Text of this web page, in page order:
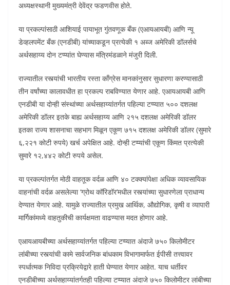
अध्यक्षस्थानी मुख्यमंत्री देवेंद्र फडणवीस होते.
या प्रकल्पांसाठी आशियाई पायाभूत गुंतवणूक बँक (एआयआयबी) आणि न्यू
डेव्हलपमेंट बँक (एनडीबी) यांच्याकडून प्रत्येकी १ अब्ज अमेरिकी डॉलर्सचे
अर्थसहाय्य दोन टप्प्यांत घेण्यास मंत्रिमंडळाने मंजुरी दिली.
राज्यातील रस्त्यांची भारतीय रस्ता काँग्रेस मानकांनुसार सुधारणा करण्यासाठी
तीन वर्षांच्या कालावधीत हा प्रकल्प राबविण्यात येणार आहे. एआयआयबी आणि
एनडीबी या दोन्ही संस्थांच्या अर्थसहाय्यांतर्गत पहिल्या टप्प्यात ५०० दशलक्ष
अमेरिकी डॉलर इतके बाह्य अर्थसहाय्य आणि २१५ दशलक्ष अमेरिकी डॉलर
इतका राज्य शासनाचा सहभाग मिळून एकूण ७१५ दशलक्ष अमेरिकी डॉलर (सुमारे
६,२२१ कोटी रुपये) खर्च अपेक्षित आहे. दोन्ही टप्प्यांची एकूण किंमत प्रत्येकी
सुमारे १२,४४२ कोटी रुपये असेल.
या प्रकल्पांतर्गत मोठी वाहतूक वर्दळ आणि ४० टक्क्यांपेक्षा अधिक व्यावसायिक
वाहनांची वर्दळ असलेल्या ‘ग्रोथ कॉरिडॉर’मधील रस्त्यांच्या सुधारणेला प्राधान्य
देण्यात येणार आहे. यामुळे राज्यातील प्रमुख आर्थिक, औद्योगिक, कृषी व व्यापारी
मार्गिकांमध्ये वाहतुकीची कार्यक्षमता वाढण्यास मदत होणार आहे.
एआयआयबीच्या अर्थसहाय्यांतर्गत पहिल्या टप्प्यात अंदाजे ७५० किलोमीटर
लांबीच्या रस्त्यांची कामे सार्वजनिक बांधकाम विभागामार्फत ईपीसी तत्त्वावर
स्पर्धात्मक निविदा प्रक्रियेद्वारे हाती घेण्यात येणार आहेत. याच धर्तीवर
एनडीबीच्या अर्थसहाय्यांतर्गतही पहिल्या टप्प्यात अंदाजे ७५० किलोमीटर लांबीच्या